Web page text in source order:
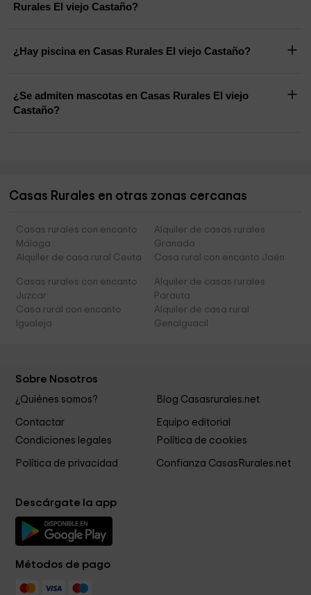
Rurales El viejo Castaño?
¿Hay piscina en Casas Rurales El viejo Castaño?
¿Se admiten mascotas en Casas Rurales El viejo
Castaño?
Casas Rurales en otras zonas cercanas
Casas rurales con encanto
Málaga
Alquiler de casas rurales
Granada
Alquiler de casa rural Ceuta
Casa rural con encanto Jaén
Casas rurales con encanto
Juzcar
Alquiler de casas rurales
Parauta
Casa rural con encanto
Igualeja
Alquiler de casa rural
Genalguacil
Sobre Nosotros
¿Quiénes somos? Blog Casasrurales.net
Contactar
Equipo editorial
Condiciones legales
Política de cookies
Política de privacidad Confianza CasasRurales.net
Descárgate la app
Métodos de pago